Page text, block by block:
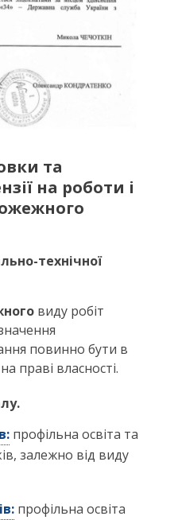
та
на роботи і
технічної
виду робіт
повинно бути в
праві власності.
профільна освіта та
залежно від виду
профільна освіта